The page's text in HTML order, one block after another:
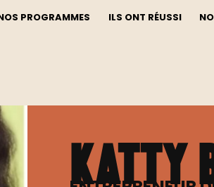
PROGRAMMES ILS ONT RÉUSSI
Katty